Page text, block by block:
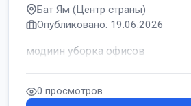
Бат Ям (Центр страны)
Опубликовано: 19.06.2026
модиин уборка офисов
0 просмотров